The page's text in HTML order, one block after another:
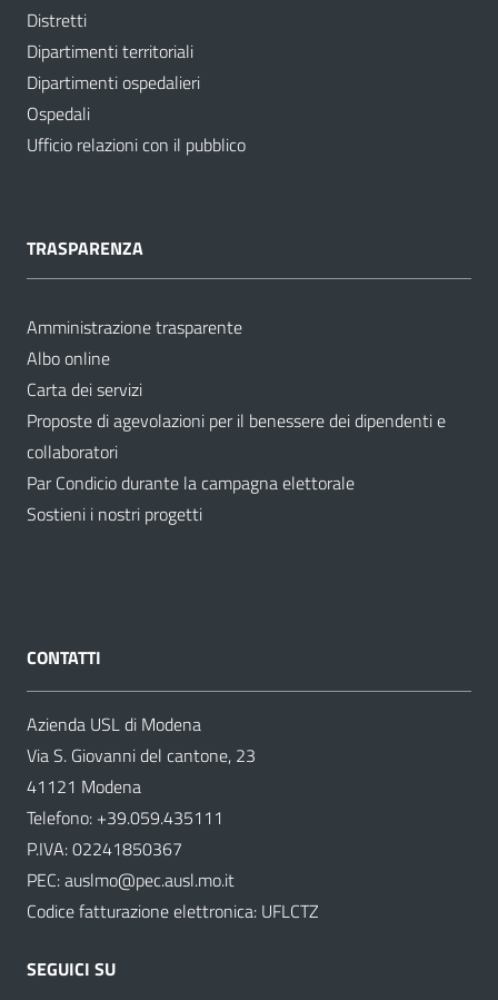
Distretti
Dipartimenti territoriali
Dipartimenti ospedalieri
Ospedali
Ufficio relazioni con il pubblico
TRASPARENZA
Amministrazione trasparente
Albo online
Carta dei servizi
Proposte di agevolazioni per il benessere dei dipendenti e
collaboratori
Par Condicio durante la campagna elettorale
Sostieni i nostri progetti
CONTATTI
Azienda USL di Modena
Via S. Giovanni del cantone, 23
41121 Modena
Telefono: +39.059.435111
P.IVA: 02241850367
PEC:auslmo@pec.ausl.mo.it
Codice fatturazione elettronica: UFLCTZ
SEGUICI SU